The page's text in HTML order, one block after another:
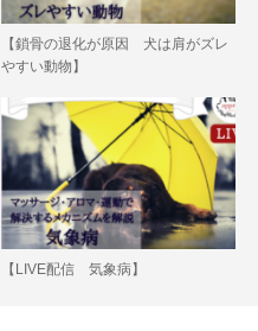
【鎖骨の退化が原因 犬は肩がズレ
やすい動物】
【LIVE配信 気象病】